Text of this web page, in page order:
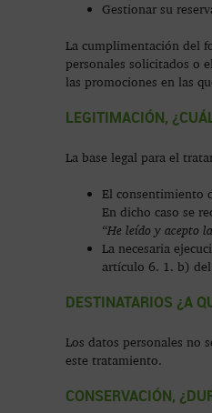
Gestionar su
La cumplimentación del
personales solicitados o
las promociones en las
LEGITIMACIÓN,
La base legal para el
El consentimiento
En dicho caso se
“He leído y acepto
La necesaria
artículo 6. 1. b) del
DESTINATARIOS ¿A
Los datos personales no
este tratamiento.
CONSERVACIÓN,